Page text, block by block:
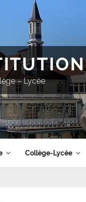
– Lycée
Collège-Lycée